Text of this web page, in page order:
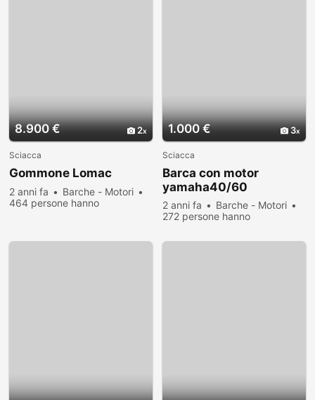
8.900 € 2
Sciacca
Gommone Lomac
2 anni fa
Barche - Motori
464 persone hanno
1.000 € 3
Sciacca
Barca con motor
yamaha40/60
2 anni fa
Barche - Motori
272 persone hanno